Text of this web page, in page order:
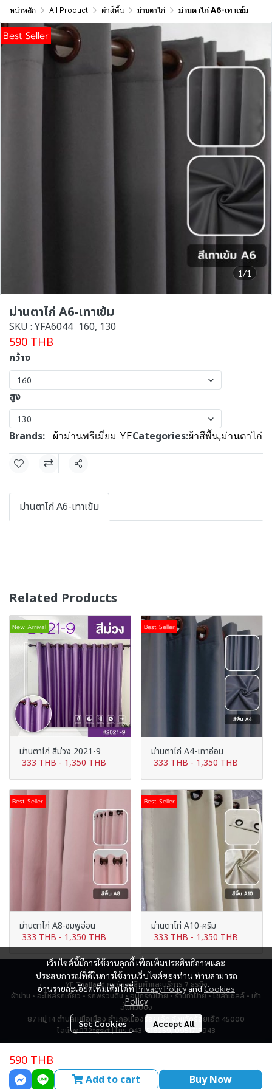
หน้าหลัก All Product ผ้าสีพื้น ม่านตาไก่ ม่านตาไก่ A6-เทาเข้ม
1/1
Best Seller
ม่านตาไก่ A6-เทาเข้ม
SKU : YFA6044 160, 130
590 THB
กว้าง
160
สูง
130
Brands: ผ้าม่านพรีเมี่ยม YFCategories:ผ้าสีพื้น,ม่านตาไก่
Share
ม่านตาไก่ A6-เทาเข้ม
Related Products
New Arrival
ม่านตาไก่ สีม่วง 2021-9
333 THB - 1,350 THB
Best Seller
ม่านตาไก่ A4-เทาอ่อน
333 THB - 1,350 THB
Best Seller
ม่านตาไก่ A8-ชมพูอ่อน
333 THB - 1,350 THB
Best Seller
ม่านตาไก่ A10-ครีม
333 THB - 1,350 THB
590 THB
Add to cart Buy Now
เว็บไซต์นี้มีการใช้งานคุกกี้ เพื่อเพิ่มประสิทธิภาพและ
ประสบการณ์ที่ดีในการใช้งานเว็บไซต์ของท่าน ท่านสามารถ
อ่านรายละเอียดเพิ่มเติมได้ที่Privacy PolicyandCookies
Policy
Set Cookies Accept All
YF Thailand ศูนย์รวมสินค้าและบริการ 7 ธุรกิจ
ผ้าม่าน • อะไหล่รถเกี่ยว • รถพรวนดิน • อุปกรณ์ป้าย • ร้านทำป้าย • โซล่าเซลล์ • เก้า
อี้แคมป์ปิ้ง
87 หมู่ 14 ตำบลเหนือเมือง อำเภอเมืองร้อยเอ็ด จังหวัดร้อยเอ็ด 45000
ไลน์: @072tgskt | โทร 043-518259, 0951715943
Total Visitor2,795,476